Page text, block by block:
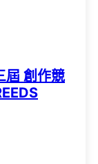
屆 創作競